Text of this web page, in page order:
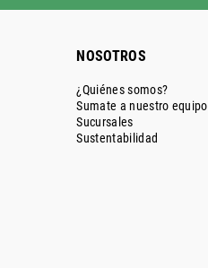
NOSOTROS
¿Quiénes somos?
Sumate a nuestro equipo
Sucursales
Sustentabilidad